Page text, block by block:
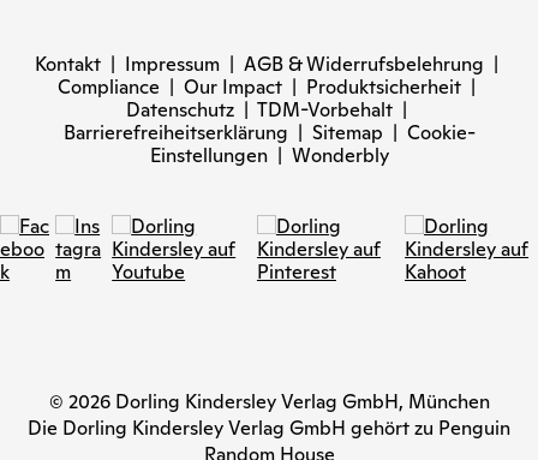
Kontakt | Impressum | AGB & Widerrufsbelehrung |
Compliance | Our Impact | Produktsicherheit |
Datenschutz | TDM-Vorbehalt |
Barrierefreiheitserklärung | Sitemap | Cookie-
Einstellungen| Wonderbly
© 2026 Dorling Kindersley Verlag GmbH, München
Die Dorling Kindersley Verlag GmbH gehört zu Penguin
Random House